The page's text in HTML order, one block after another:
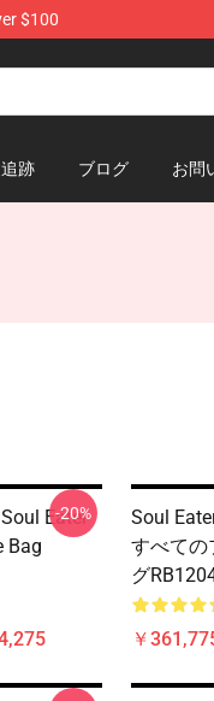
$100
跡 ブログ お問
Eater
Bag
-20%
Soul
すべての
グ
￥